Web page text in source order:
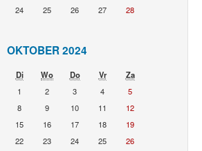
24 25 26 27
28
OKTOBER 2024
Di Wo Do Vr
Za
1
2 3 4
5
8 9 10 11
12
15 16 17 18
19
22 23 24 25
26